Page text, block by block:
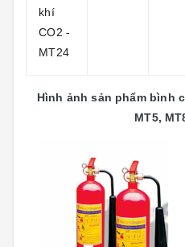
khí
CO2 -
MT24
Hình ảnh sản phẩm bình
MT5,